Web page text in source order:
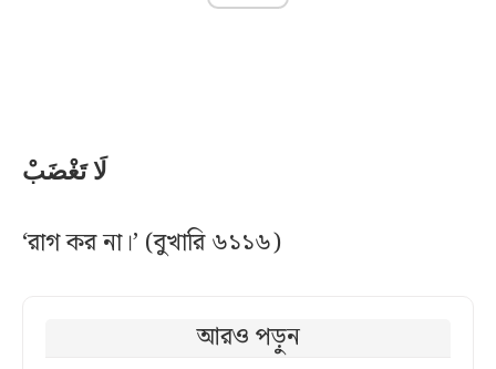
لَا تَغْضَبْ
‘রাগ কর না।’ (বুখারি ৬১১৬)
আরও পড়ুন